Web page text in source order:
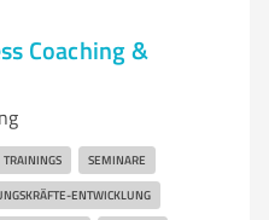
Coaching &
TRAININGS SEMINARE
ENTWICKLUNG